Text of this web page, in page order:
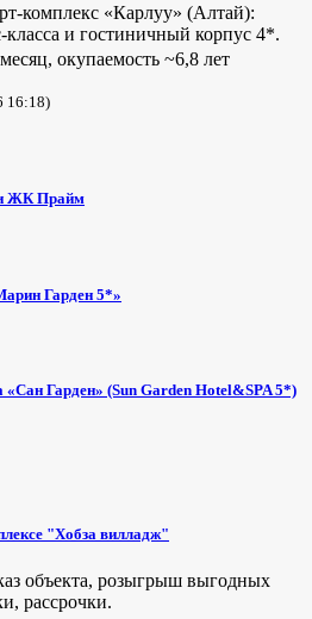
комплекс «Карлуу» (Алтай):
класса и гостиничный корпус 4*.
окупаемость ~6,8 лет
16:18)
ЖК Прайм
Гарден 5*»
«Сан Гарден» (Sun Garden Hotel&SPA 5*)
"Хобза вилладж"
объекта, розыгрыш выгодных
рассрочки.